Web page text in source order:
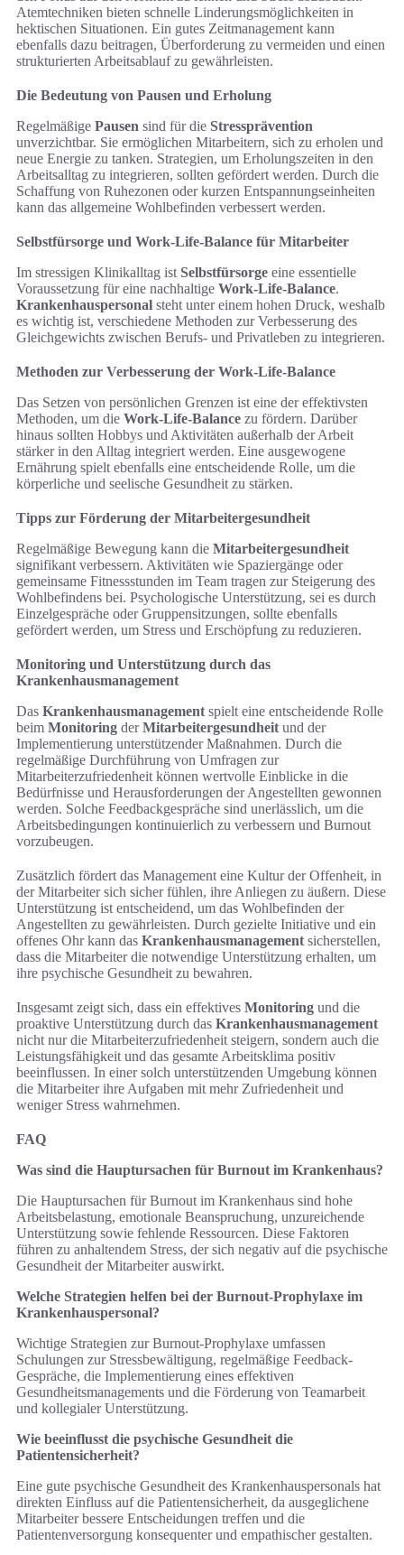
Atemtechniken bieten schnelle Linderungsmöglichkeiten in
hektischen Situationen. Ein gutes Zeitmanagement kann
ebenfalls dazu beitragen, Überforderung zu vermeiden und einen
strukturierten Arbeitsablauf zu gewährleisten.
Die Bedeutung von Pausen und Erholung
Regelmäßige Pausen sind für die Stressprävention
unverzichtbar. Sie ermöglichen Mitarbeitern, sich zu erholen und
neue Energie zu tanken. Strategien, um Erholungszeiten in den
Arbeitsalltag zu integrieren, sollten gefördert werden. Durch die
Schaffung von Ruhezonen oder kurzen Entspannungseinheiten
kann das allgemeine Wohlbefinden verbessert werden.
Selbstfürsorge und Work-Life-Balance für Mitarbeiter
Im stressigen Klinikalltag istSelbstfürsorge eine essentielle
Voraussetzung für eine nachhaltige Work-Life-Balance.
Krankenhauspersonal steht unter einem hohen Druck, weshalb
es wichtig ist, verschiedene Methoden zur Verbesserung des
Gleichgewichts zwischen Berufs- und Privatleben zu integrieren.
Methoden zur Verbesserung der Work-Life-Balance
Das Setzen von persönlichen Grenzen ist eine der effektivsten
Methoden, um die Work-Life-Balance zu fördern. Darüber
hinaus sollten Hobbys und Aktivitäten außerhalb der Arbeit
stärker in den Alltag integriert werden. Eine ausgewogene
Ernährung spielt ebenfalls eine entscheidende Rolle, um die
körperliche und seelische Gesundheit zu stärken.
Tipps zur Förderung der Mitarbeitergesundheit
Regelmäßige Bewegung kann die Mitarbeitergesundheit
signifikant verbessern. Aktivitäten wie Spaziergänge oder
gemeinsame Fitnessstunden im Team tragen zur Steigerung des
Wohlbefindens bei. Psychologische Unterstützung, sei es durch
Einzelgespräche oder Gruppensitzungen, sollte ebenfalls
gefördert werden, um Stress und Erschöpfung zu reduzieren.
Monitoring und Unterstützung durch das
Krankenhausmanagement
Das Krankenhausmanagementspielt eine entscheidende Rolle
beim Monitoring derMitarbeitergesundheitund der
Implementierung unterstützender Maßnahmen. Durch die
regelmäßige Durchführung von Umfragen zur
Mitarbeiterzufriedenheit können wertvolle Einblicke in die
Bedürfnisse und Herausforderungen der Angestellten gewonnen
werden. Solche Feedbackgespräche sind unerlässlich, um die
Arbeitsbedingungen kontinuierlich zu verbessern und Burnout
vorzubeugen.
Zusätzlich fördert das Management eine Kultur der Offenheit, in
der Mitarbeiter sich sicher fühlen, ihre Anliegen zu äußern. Diese
Unterstützung ist entscheidend, um das Wohlbefinden der
Angestellten zu gewährleisten. Durch gezielte Initiative und ein
offenes Ohr kann das Krankenhausmanagementsicherstellen,
dass die Mitarbeiter die notwendige Unterstützung erhalten, um
ihre psychische Gesundheit zu bewahren.
Insgesamt zeigt sich, dass ein effektives Monitoring und die
proaktive Unterstützung durch das Krankenhausmanagement
nicht nur die Mitarbeiterzufriedenheit steigern, sondern auch die
Leistungsfähigkeit und das gesamte Arbeitsklima positiv
beeinflussen. In einer solch unterstützenden Umgebung können
die Mitarbeiter ihre Aufgaben mit mehr Zufriedenheit und
weniger Stress wahrnehmen.
FAQ
Was sind die Hauptursachen für Burnout im Krankenhaus?
Die Hauptursachen für Burnout im Krankenhaus sind hohe
Arbeitsbelastung, emotionale Beanspruchung, unzureichende
Unterstützung sowie fehlende Ressourcen. Diese Faktoren
führen zu anhaltendem Stress, der sich negativ auf die psychische
Gesundheit der Mitarbeiter auswirkt.
Welche Strategien helfen bei der Burnout-Prophylaxe im
Krankenhauspersonal?
Wichtige Strategien zur Burnout-Prophylaxe umfassen
Schulungen zur Stressbewältigung, regelmäßige Feedback-
Gespräche, die Implementierung eines effektiven
Gesundheitsmanagements und die Förderung von Teamarbeit
und kollegialer Unterstützung.
Wie beeinflusst die psychische Gesundheit die
Patientensicherheit?
Eine gute psychische Gesundheit des Krankenhauspersonals hat
direkten Einfluss auf die Patientensicherheit, da ausgeglichene
Mitarbeiter bessere Entscheidungen treffen und die
Patientenversorgung konsequenter und empathischer gestalten.